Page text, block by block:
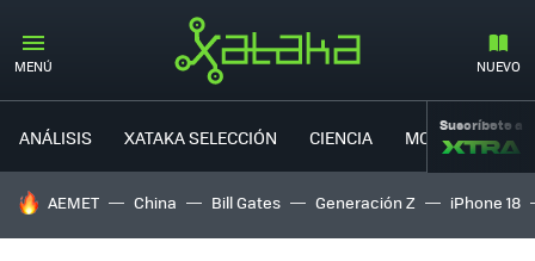
MENÚ NUEVO
ANÁLISIS XATAKA SELECCIÓN CIENCIA MOVILIDAD
Suscríbete a
HOY SE HABLA DE
AEMET China Bill Gates Generación Z iPhone 18